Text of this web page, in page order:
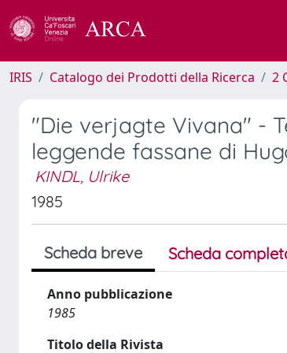
IRIS Catalogo dei Prodotti della Ricerca 2
"Die verjagte Vivana" -
leggende fassane di
KINDL, Ulrike
1985
Scheda breve Scheda
Anno pubblicazione
1985
Titolo della Rivista